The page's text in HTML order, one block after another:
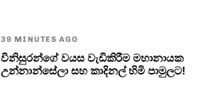
39 MINUTES AGO
විනිසුරන්ගේ වයස වැඩිකිරීම මහානායක
උන්නාන්සේලා සහ කාදිනල් හිමි පාමුලට!